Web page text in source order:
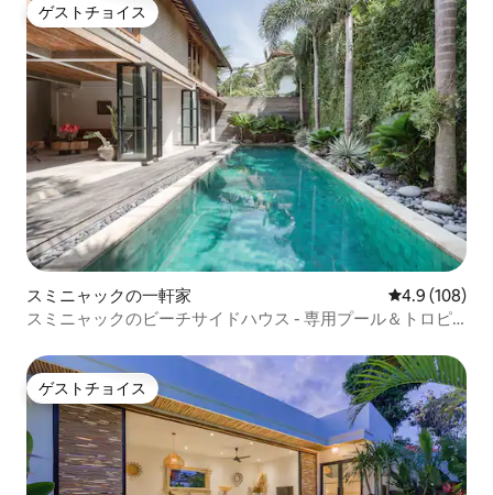
ゲストチョイス
ゲストチョイス
スミニャックの一軒家 レビュー108
4.9 (108)
スミニャックのビーチサイドハウス - 専用プール＆トロピ
ゲストチョイス
ゲストチョイス